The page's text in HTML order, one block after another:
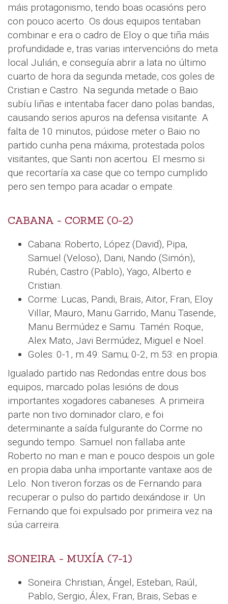
máis protagonismo, tendo boas ocasións pero
con pouco acerto. Os dous equipos tentaban
combinar e era o cadro de Eloy o que tiña máis
profundidade e, tras varias intervencións do meta
local Julián, e conseguía abrir a lata no último
cuarto de hora da segunda metade, cos goles de
Cristian e Castro. Na segunda metade o Baio
subíu liñas e intentaba facer dano polas bandas,
causando serios apuros na defensa visitante. A
falta de 10 minutos, púidose meter o Baio no
partido cunha pena máxima, protestada polos
visitantes, que Santi non acertou. El mesmo si
que recortaría xa case que co tempo cumplido
pero sen tempo para acadar o empate.
CABANA - CORME (0-2)
Cabana: Roberto, López (David), Pipa,
Samuel (Veloso), Dani, Nando (Simón),
Rubén, Castro (Pablo), Yago, Alberto e
Cristian.
Corme: Lucas, Pandi, Brais, Aitor, Fran, Eloy
Villar, Mauro, Manu Garrido, Manu Tasende,
Manu Bermúdez e Samu. Tamén: Roque,
Alex Mato, Javi Bermúdez, Miguel e Noel.
Goles: 0-1, m.49: Samu; 0-2, m.53: en propia.
Igualado partido nas Redondas entre dous bos
equipos, marcado polas lesións de dous
importantes xogadores cabaneses. A primeira
parte non tivo dominador claro, e foi
determinante a saída fulgurante do Corme no
segundo tempo. Samuel non fallaba ante
Roberto no man e man e pouco despois un gole
en propia daba unha importante vantaxe aos de
Lelo. Non tiveron forzas os de Fernando para
recuperar o pulso do partido deixándose ir. Un
Fernando que foi expulsado por primeira vez na
súa carreira.
SONEIRA - MUXÍA (7-1)
Soneira: Christian, Ángel, Esteban, Raúl,
Pablo, Sergio, Álex, Fran, Brais, Sebas e